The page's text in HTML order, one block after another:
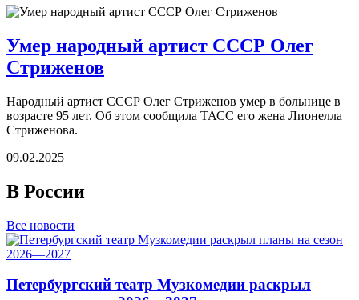
Умер народный артист СССР Олег
Стриженов
Народный артист СССР Олег Стриженов умер в больнице в
возрасте 95 лет. Об этом сообщила ТАСС его жена Лионелла
Стриженова.
09.02.2025
В России
Все новости
Петербургский театр Музкомедии раскрыл